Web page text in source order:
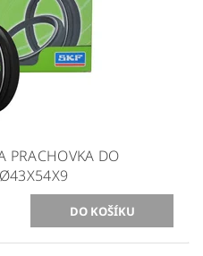
PRACHOVKA DO